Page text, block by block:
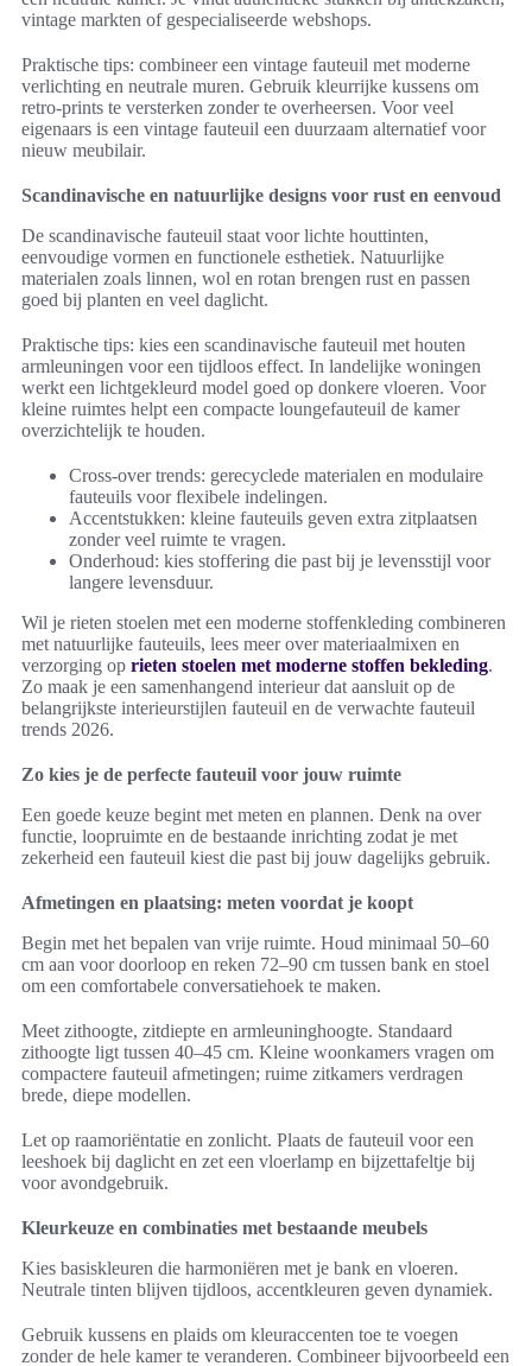
vintage markten of gespecialiseerde webshops.
Praktische tips: combineer een vintage fauteuil met moderne
verlichting en neutrale muren. Gebruik kleurrijke kussens om
retro-prints te versterken zonder te overheersen. Voor veel
eigenaars is een vintage fauteuil een duurzaam alternatief voor
nieuw meubilair.
Scandinavische en natuurlijke designs voor rust en eenvoud
De scandinavische fauteuil staat voor lichte houttinten,
eenvoudige vormen en functionele esthetiek. Natuurlijke
materialen zoals linnen, wol en rotan brengen rust en passen
goed bij planten en veel daglicht.
Praktische tips: kies een scandinavische fauteuil met houten
armleuningen voor een tijdloos effect. In landelijke woningen
werkt een lichtgekleurd model goed op donkere vloeren. Voor
kleine ruimtes helpt een compacte loungefauteuil de kamer
overzichtelijk te houden.
Cross-over trends: gerecyclede materialen en modulaire
fauteuils voor flexibele indelingen.
Accentstukken: kleine fauteuils geven extra zitplaatsen
zonder veel ruimte te vragen.
Onderhoud: kies stoffering die past bij je levensstijl voor
langere levensduur.
Wil je rieten stoelen met een moderne stoffenkleding combineren
met natuurlijke fauteuils, lees meer over materiaalmixen en
verzorging op rieten stoelen met moderne stoffen bekleding.
Zo maak je een samenhangend interieur dat aansluit op de
belangrijkste interieurstijlen fauteuil en de verwachte fauteuil
trends 2026.
Zo kies je de perfecte fauteuil voor jouw ruimte
Een goede keuze begint met meten en plannen. Denk na over
functie, loopruimte en de bestaande inrichting zodat je met
zekerheid een fauteuil kiest die past bij jouw dagelijks gebruik.
Afmetingen en plaatsing: meten voordat je koopt
Begin met het bepalen van vrije ruimte. Houd minimaal 50–60
cm aan voor doorloop en reken 72–90 cm tussen bank en stoel
om een comfortabele conversatiehoek te maken.
Meet zithoogte, zitdiepte en armleuninghoogte. Standaard
zithoogte ligt tussen 40–45 cm. Kleine woonkamers vragen om
compactere fauteuil afmetingen; ruime zitkamers verdragen
brede, diepe modellen.
Let op raamoriëntatie en zonlicht. Plaats de fauteuil voor een
leeshoek bij daglicht en zet een vloerlamp en bijzettafeltje bij
voor avondgebruik.
Kleurkeuze en combinaties met bestaande meubels
Kies basiskleuren die harmoniëren met je bank en vloeren.
Neutrale tinten blijven tijdloos, accentkleuren geven dynamiek.
Gebruik kussens en plaids om kleuraccenten toe te voegen
zonder de hele kamer te veranderen. Combineer bijvoorbeeld een